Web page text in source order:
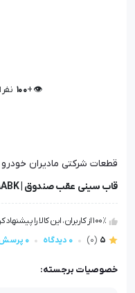
👁️ +
100
قطعات شرکتی مادیران خودرو
قاب سینی عقب صندوق | 403000114AAABK
100٪ از کاربران، این کالا را پیشنهاد کرده اند.
5
(0) 0 دیدگاه 0 پرسش
خصوصیات برجسته: